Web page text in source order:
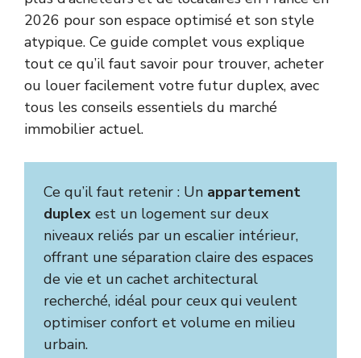
2026 pour son espace optimisé et son style
atypique. Ce guide complet vous explique
tout ce qu’il faut savoir pour trouver, acheter
ou louer facilement votre futur duplex, avec
tous les conseils essentiels du marché
immobilier actuel.
Ce qu’il faut retenir : Un appartement
duplex est un logement sur deux
niveaux reliés par un escalier intérieur,
offrant une séparation claire des espaces
de vie et un cachet architectural
recherché, idéal pour ceux qui veulent
optimiser confort et volume en milieu
urbain.